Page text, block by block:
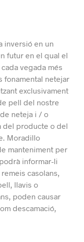
inversió en un
futur en el qual el
vegada més
fonamental netejar
exclusivament
pell del nostre
neteja i / o
del producte o del
Moradillo
manteniment per
informar-li
casolans,
llavis o
poden causar
descamació,